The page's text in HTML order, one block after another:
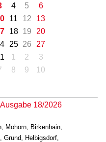
4 5
6
11 12
13
18 19
20
25 26
27
1 2
3
8 9 10
18/2026
Mohorn, Birkenhain,
Grund, Helbigsdorf,